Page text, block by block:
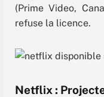
(Prime Video,
refuse la licence.
Netflix :